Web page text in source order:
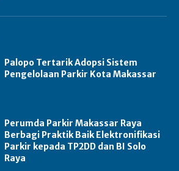
Palopo Tertarik Adopsi Sistem
Pengelolaan Parkir Kota Makassar
Perumda Parkir Makassar Raya
Berbagi Praktik Baik Elektronifikasi
Parkir kepada TP2DD dan BI Solo
Raya